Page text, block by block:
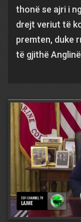
thonë se ajri i
drejt veriut të
premten, duke
të gjithë